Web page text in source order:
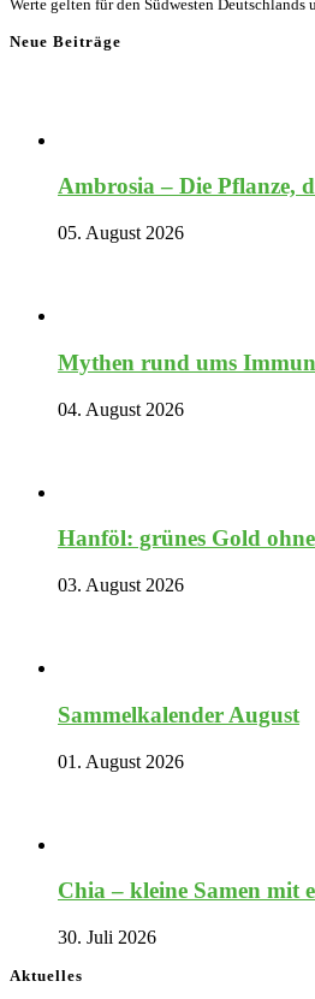
Werte gelten für den Südwesten
Neue Beiträge
Ambrosia – Die Pflanze,
05. August 2026
Mythen rund ums
04. August 2026
Hanföl: grünes Gold
03. August 2026
Sammelkalender August
01. August 2026
Chia – kleine Samen mit
30. Juli 2026
Aktuelles